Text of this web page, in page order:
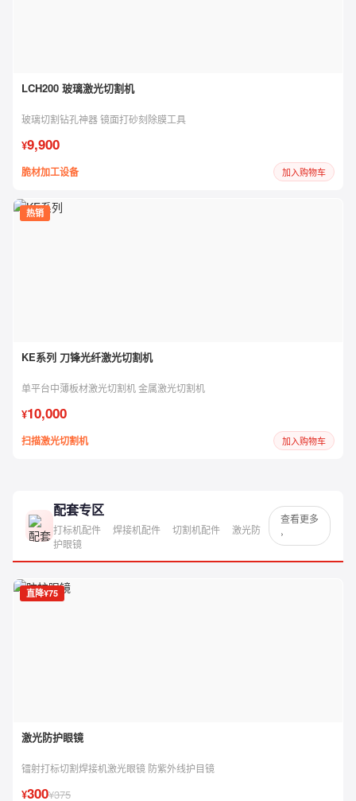
LCH200 玻璃激光切割机
玻璃切割钻孔神器 镜面打砂刻除膜工具
¥9,900
脆材加工设备 加入购物车
热销
KE系列 刀锋光纤激光切割机
单平台中薄板材激光切割机 金属激光切割机
¥10,000
扫描激光切割机 加入购物车
配套专区
打标机配件 焊接机配件 切割机配件
激光防
护眼镜
查看更多
›
直降¥75
激光防护眼镜
镭射打标切割焊接机激光眼镜 防紫外线护目镜
¥300¥375